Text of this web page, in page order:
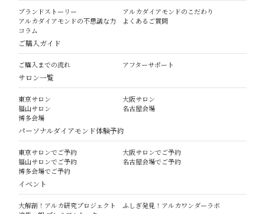
ブランドストーリー
アルカダイアモンドのこだわり
アルカダイアモンドの不思議な力
よくあるご質問
コラム
ご購入ガイド
ご購入までの流れ アフターサポート
サロン一覧
東京サロン
大阪サロン
福山サロン
名古屋会場
博多会場
パーソナルダイアモンド体験予約
東京サロンでご予約
大阪サロンでご予約
福山サロンでご予約
名古屋会場でご予約
博多会場でご予約
イベント
大解剖！アルカ研究プロジェクト
ふしぎ発見！アルカワンダーラボ